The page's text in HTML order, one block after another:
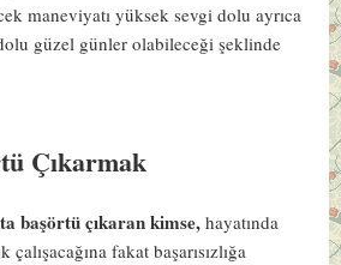
maneviyatı yüksek sevgi dolu ayrıca
güzel günler olabileceği şeklinde
Çıkarmak
başörtü çıkaran kimse, hayatında
fakat başarısızlığa